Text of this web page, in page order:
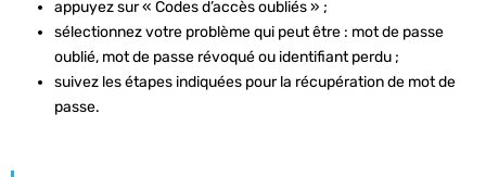
appuyez sur « Codes d’accès oubliés » ;
sélectionnez votre problème qui peut être : mot de passe
oublié, mot de passe révoqué ou identifiant perdu ;
suivez les étapes indiquées pour la récupération de mot de
passe.